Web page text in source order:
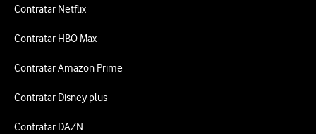
Contratar Netflix
Contratar HBO Max
Contratar Amazon Prime
Contratar Disney plus
Contratar DAZN